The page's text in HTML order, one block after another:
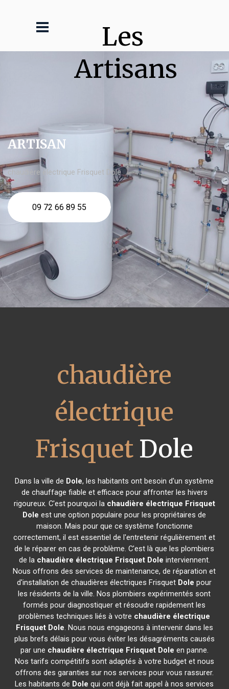
Les
Artisans
ARTISAN
chaudière électrique Frisquet Dole
09 72 66 89 55
chaudière
électrique
Frisquet Dole
Dans la ville de Dole, les habitants ont besoin d'un système
de chauffage fiable et efficace pour affronter les hivers
rigoureux. C'est pourquoi la chaudière électrique Frisquet
Dole est une option populaire pour les propriétaires de
maison. Mais pour que ce système fonctionne
correctement, il est essentiel de l'entretenir régulièrement et
de le réparer en cas de problème. C'est là que les plombiers
de la chaudière électrique Frisquet Dole interviennent.
Nous offrons des services de maintenance, de réparation et
d'installation de chaudières électriques Frisquet Dole pour
les résidents de la ville. Nos plombiers expérimentés sont
formés pour diagnostiquer et résoudre rapidement les
problèmes techniques liés à votre chaudière électrique
Frisquet Dole. Nous nous engageons à intervenir dans les
plus brefs délais pour vous éviter les désagréments causés
par une chaudière électrique Frisquet Dole en panne.
Nos tarifs compétitifs sont adaptés à votre budget et nous
offrons des garanties sur nos services pour vous rassurer.
Les habitants de Dole qui ont déjà fait appel à nos services